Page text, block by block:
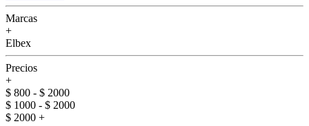
Marcas
+
Elbex
Precios
+
$ 800 - $ 2000
$ 1000 - $ 2000
$ 2000 +